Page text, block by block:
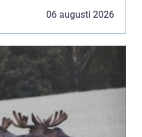
06 augusti 2026